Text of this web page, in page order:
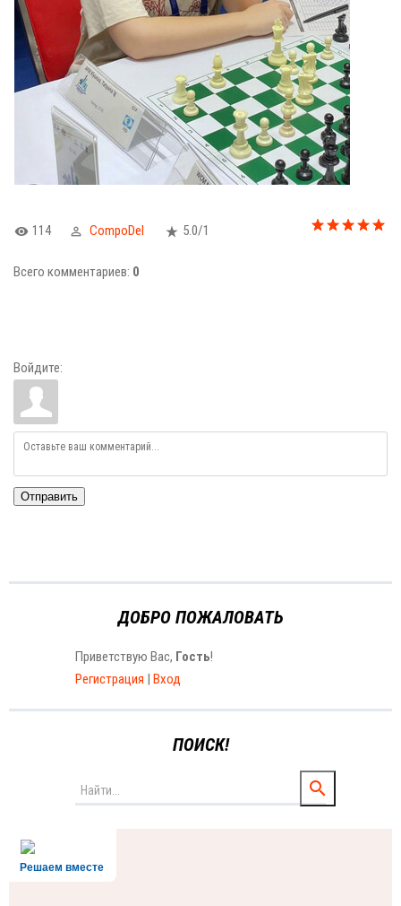
114 CompoDel 5.0/1
Всего комментариев: 0
Войдите:
Отправить
ДОБРО ПОЖАЛОВАТЬ
Приветствую Вас, Гость!
Регистрация | Вход
ПОИСК!
Решаем вместе